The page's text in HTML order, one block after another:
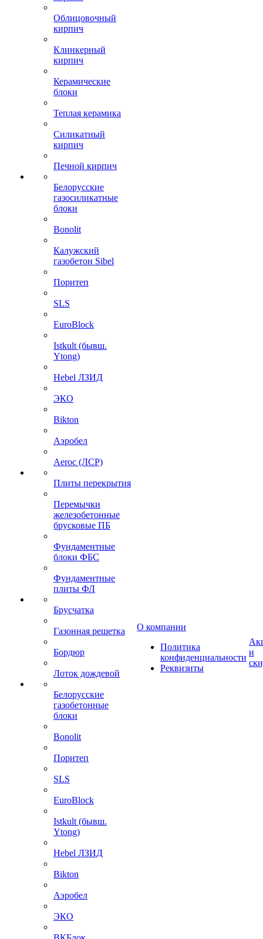
Облицовочный
кирпич
Клинкерный
кирпич
Керамические
блоки
Теплая керамика
Силикатный
кирпич
Печной кирпич
Белорусские
газосиликатные
блоки
Bonolit
Калужский
газобетон Sibel
Поритеп
SLS
EuroBlock
Istkult (бывш.
Ytong)
Hebel ЛЗИД
ЭКО
Bikton
Аэробел
Aeroc (ЛСР)
Плиты перекрытия
Перемычки
железобетонные
брусковые ПБ
Фундаментные
блоки ФБС
Фундаментные
плиты ФЛ
Брусчатка
Газонная решетка
Бордюр
Лоток дождевой
Белорусские
газобетонные
блоки
Bonolit
Поритеп
SLS
EuroBlock
Istkult (бывш.
Ytong)
Hebel ЛЗИД
Bikton
Аэробел
ЭКО
О компании
Политика
конфиденциальности
Реквизиты
и